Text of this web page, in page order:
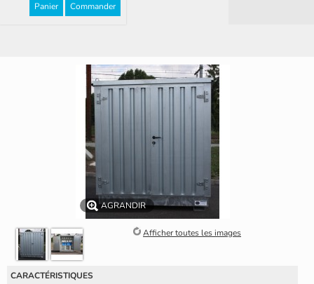
Panier Commander
AGRANDIR
Afficher toutes les images
CARACTÉRISTIQUES